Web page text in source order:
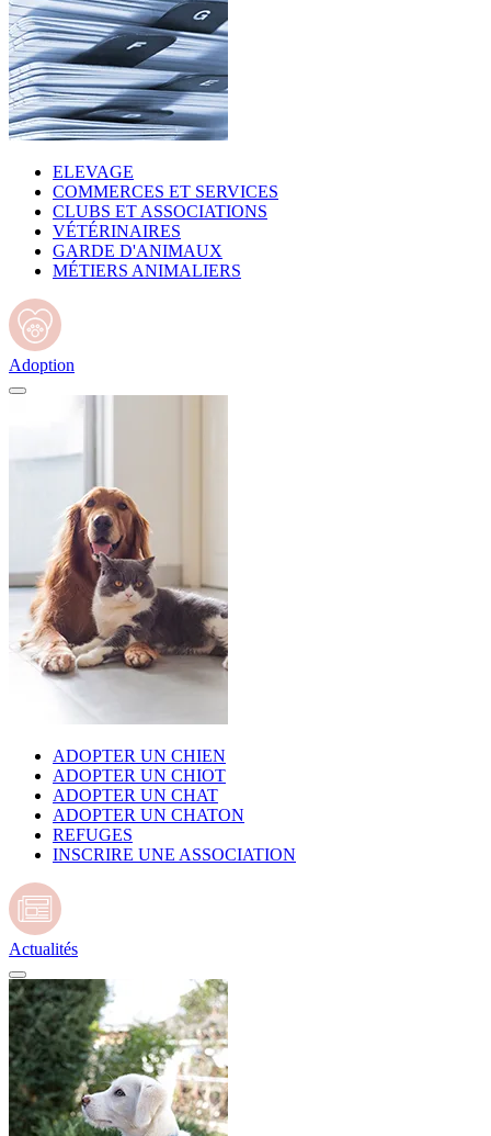
ELEVAGE
COMMERCES ET SERVICES
CLUBS ET ASSOCIATIONS
VÉTÉRINAIRES
GARDE D'ANIMAUX
MÉTIERS ANIMALIERS
Adoption
ADOPTER UN CHIEN
ADOPTER UN CHIOT
ADOPTER UN CHAT
ADOPTER UN CHATON
REFUGES
INSCRIRE UNE ASSOCIATION
Actualités